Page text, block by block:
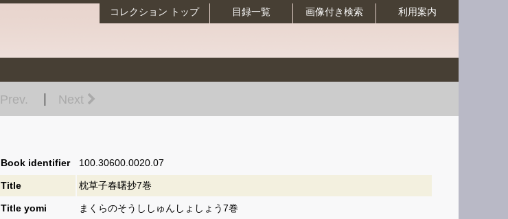
利用案内
画像付き検索
目録一覧
コレクション トップ
Prev. Next
Book identifier 100.30600.0020.07
Title 枕草子春曙抄7巻
Title yomi まくらのそうししゅんしょしょう7巻